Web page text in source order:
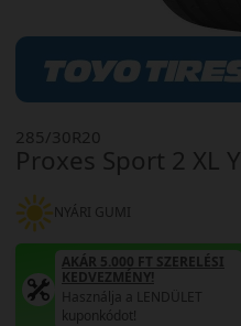
Proxes Sport 2 XL Y
285/30R20
NYÁRI GUMI
AKÁR 5.000 FT SZERELÉSI
KEDVEZMÉNY!
Használja a LENDÜLET
kuponkódot!